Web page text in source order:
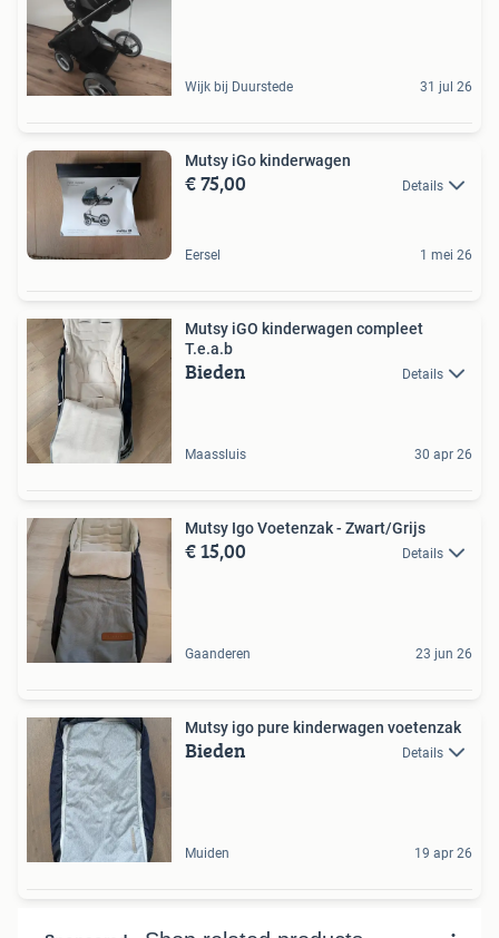
Wijk bij Duurstede 31 jul 26
Mutsy iGo kinderwagen
€ 75,00 Details
Eersel 1 mei 26
Mutsy iGO kinderwagen compleet
T.e.a.b
Bieden Details
Maassluis 30 apr 26
Mutsy Igo Voetenzak - Zwart/Grijs
€ 15,00 Details
Gaanderen 23 jun 26
Mutsy igo pure kinderwagen voetenzak
Bieden Details
Muiden 19 apr 26